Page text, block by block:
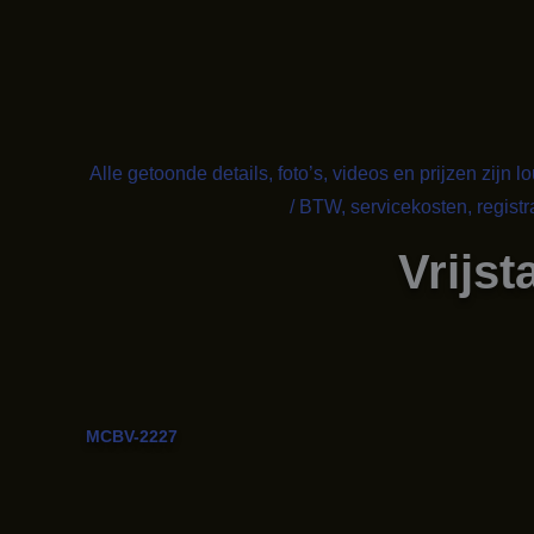
Alle getoonde details, foto’s, videos en prijzen zijn
/ BTW, servicekosten,
MCBV-2227